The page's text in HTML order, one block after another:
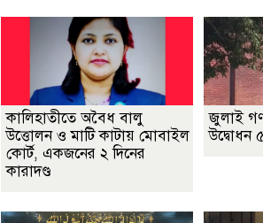
কালিহাতীতে অবৈধ বালু
উত্তোলন ও মাটি কাটায় মোবাইল
কোর্ট, একজনের ২ দিনের
কারাদণ্ড
জুলাই
উদ্বোধন